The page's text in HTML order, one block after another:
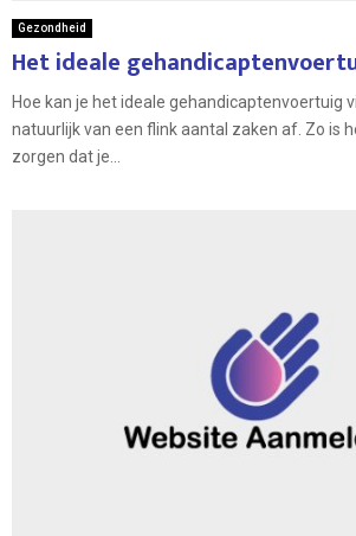
Gezondheid
Het ideale
Hoe kan je het ideale gehandicaptenvoertuig
natuurlijk van een flink aantal zaken af. Zo is
zorgen dat je...